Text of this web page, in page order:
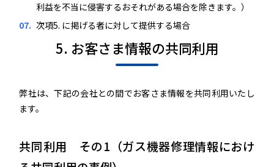
利益を不当に侵害するおそれがある場合を除きます。）
次項5. に掲げる者に対して提供する場合
5. お客さま情報の共同利用
弊社は、下記の会社との間でお客さま情報を共同利用いたし
ます。
共同利用 その1（ガス機器修理情報におけ